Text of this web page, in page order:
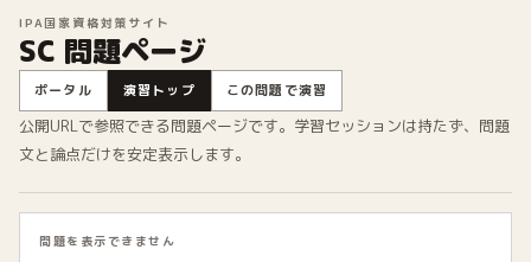
IPA国家資格対策サイト
SC 問題ページ
ポータル 演習トップ この問題で演習
公開URLで参照できる問題ページです。学習セッションは持たず、問題
文と論点だけを安定表示します。
問題を表示できません